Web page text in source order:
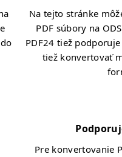
Na tejto stránke
PDF súbory na
PDF24 tiež
tiež konvertovať
Pre konvertovanie